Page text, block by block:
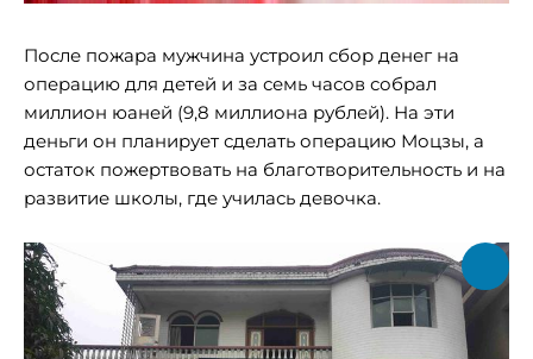
После пожара мужчина устроил сбор денег на
операцию для детей и за семь часов собрал
миллион юаней (9,8 миллиона рублей). На эти
деньги он планирует сделать операцию Моцзы, а
остаток пожертвовать на благотворительность и на
развитие школы, где училась девочка.